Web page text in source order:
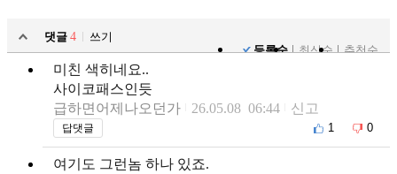
댓글 4
쓰기
등록순
최신순 추천순
미친 색히네요..
사이코패스인듯
급하면어제나오던가
26.05.08 06:44 신고
답댓글 1 0
여기도 그런놈 하나 있죠.